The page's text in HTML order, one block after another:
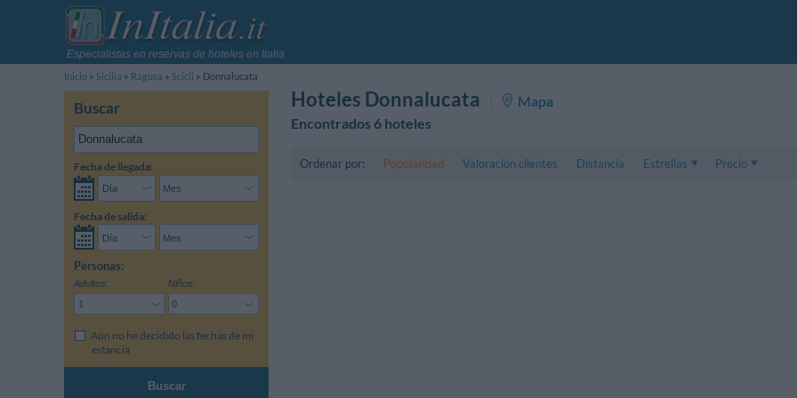
Especialistas en reservas de hoteles en Italia
Inicio
Sicilia Ragusa Scicli Donnalucata
Buscar
Fecha de llegada:
Fecha de salida:
Personas:
Adultos: Niños:
Aún no he decidido las fechas de mi
estancia
Buscar
Hoteles Donnalucata
Mapa
Encontrados 6 hoteles
Ordenar por: Popularidad Valoración clientes Distancia
Estrellas
Precio